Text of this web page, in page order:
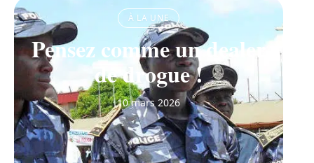
À LA UNE
Pensez comme un dealer
de drogue !
10 mars 2026